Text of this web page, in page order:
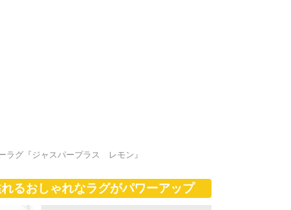
ラグ『ジャスパープラス レモン』
るおしゃれなラグがパワーアップ